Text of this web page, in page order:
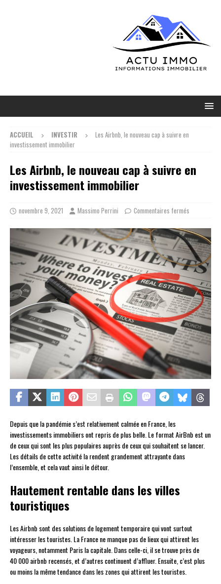
ACCUEIL INVESTIR
Les Airbnb, le nouveau cap à suivre en
investissement immobilier
Les Airbnb, le nouveau cap à suivre en
investissement immobilier
novembre 9, 2021 Massimo Perrini Commentaires fermés
Depuis que la pandémie s’est relativement calmée en France, les
investissements immobiliers ont repris de plus belle. Le format AirBnb est un
de ceux qui sont les plus populaires auprès de ceux qui souhaitent se lancer.
Les détails de cette activité la rendent grandement attrayante dans
l’ensemble, et cela vaut ainsi le détour.
Hautement rentable dans les villes
touristiques
Les Airbnb sont des solutions de logement temporaire qui vont surtout
intéresser les touristes. La France ne manque pas de lieux qui attirent les
voyageurs, notamment Paris la capitale. Dans celle-ci, il se trouve près de
40 000 airbnb recensés, et d’autres continuent d’affluer. Ensuite, c’est plus
ou moins la même tendance dans les zones qui attirent les touristes.